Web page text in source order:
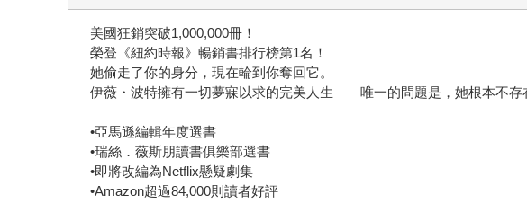
美國狂銷突破1,000,000冊！
榮登《紐約時報》暢銷書排行榜第1名！
她偷走了你的身分，現在輪到你奪回它。
伊薇・波特擁有一切夢寐以求的完美人生——唯一的問題是，她根本不存
•亞馬遜編輯年度選書
•瑞絲．薇斯朋讀書俱樂部選書
•即將改編為Netflix懸疑劇集
•Amazon超過84,000則讀者好評